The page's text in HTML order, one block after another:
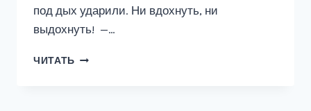
под дых ударили. Ни вдохнуть, ни
выдохнуть! —…
ЧИТАТЬ РАЗВОД.